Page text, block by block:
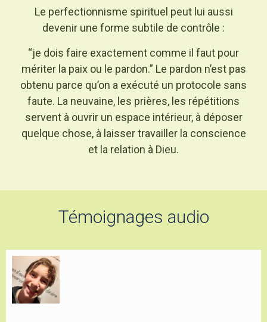
Le perfectionnisme spirituel peut lui aussi
devenir une forme subtile de contrôle :
“je dois faire exactement comme il faut pour
mériter la paix ou le pardon.” Le pardon n’est pas
obtenu parce qu’on a exécuté un protocole sans
faute. La neuvaine, les prières, les répétitions
servent à ouvrir un espace intérieur, à déposer
quelque chose, à laisser travailler la conscience
et la relation à Dieu.
Témoignages audio